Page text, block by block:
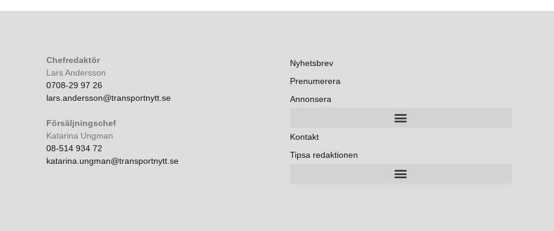
Chefredaktör
Lars Andersson
0708-29 97 26
lars.andersson@transportnytt.se
Försäljningschef
Katarina Ungman
08-514 934 72
katarina.ungman@transportnytt.se
Nyhetsbrev
Prenumerera
Annonsera
Kontakt
Tipsa redaktionen